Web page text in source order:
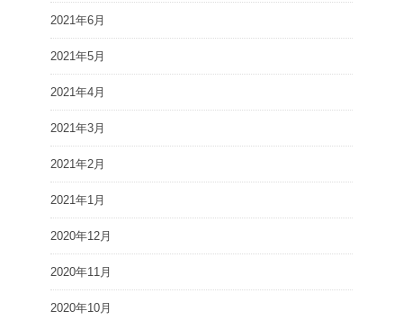
2021年6月
2021年5月
2021年4月
2021年3月
2021年2月
2021年1月
2020年12月
2020年11月
2020年10月